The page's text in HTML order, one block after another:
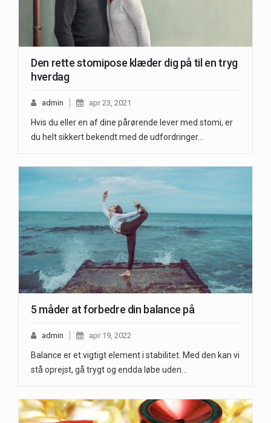
Den rette stomipose klæder dig på til en tryg
hverdag
admin apr 23, 2021
Hvis du eller en af dine pårørende lever med stomi, er
du helt sikkert bekendt med de udfordringer…
5 måder at forbedre din balance på
admin apr 19, 2022
Balance er et vigtigt element i stabilitet. Med den kan vi
stå oprejst, gå trygt og endda løbe uden…